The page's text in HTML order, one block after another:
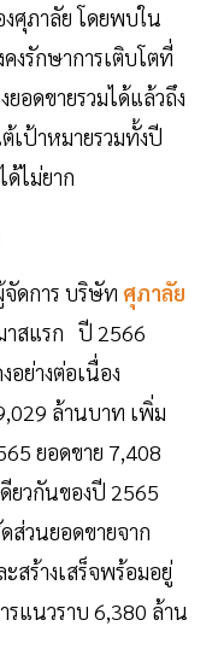
งศุภาลัย โดยพบใน
งรักษาการเติบโตที่
ยอดขายรวมได้แล้วถึง
เป้าหมายรวมทั้งปี
ด้ไม่ยาก
จัดการ บริษัท ศุภาลัย
าสแรก ปี 2566
ย่างต่อเนื่อง
ล้านบาท เพิ่ม
ยอดขาย 7,408
ยวกันของปี 2565
ส่วนยอดขายจาก
สร้างเสร็จพร้อมอยู่
รแนวราบ 6,380 ล้าน